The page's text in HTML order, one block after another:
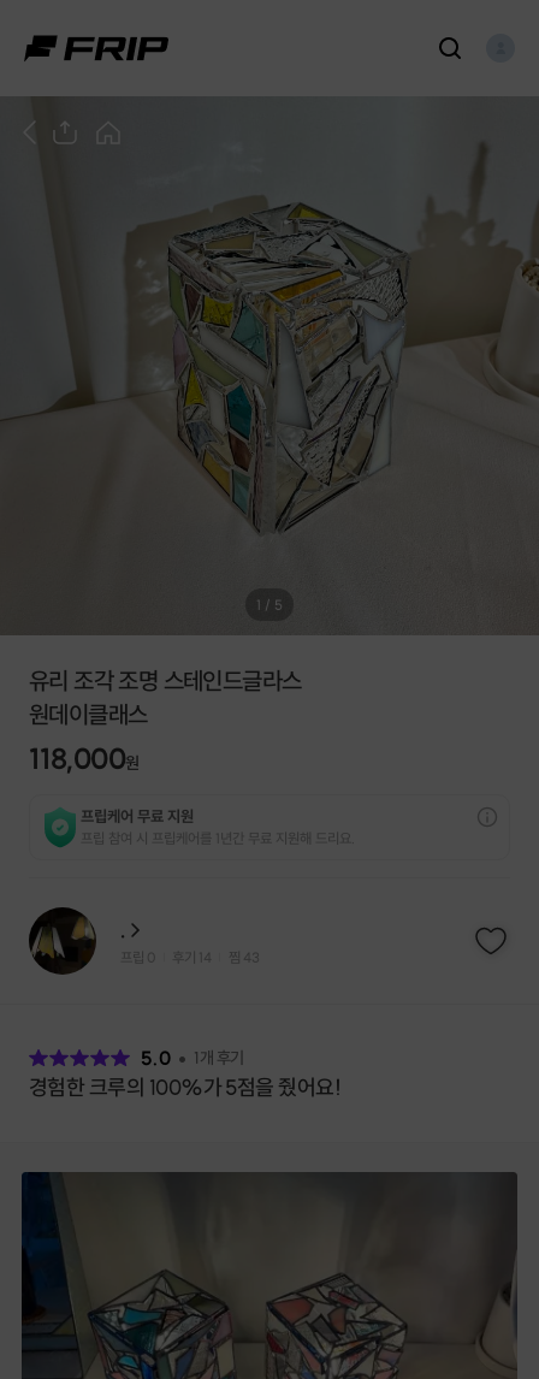
1 / 5
유리 조각 조명 스테인드글라스
원데이클래스
118,000원
프립케어 무료 지원
프립 참여 시 프립케어를 1년간 무료 지원해 드리요.
.
프립 0 후기 14 찜 43
5.0 1개 후기
경험한 크루의 100%가 5점을 줬어요!